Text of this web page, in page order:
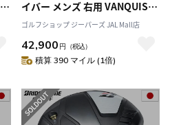
イバー メンズ 右用 VANQUISH
BS50 カーボンシャフト 日本正
規品 2023年モデル
ゴルフショップ ジーパーズ JAL Mall店
42,900 円 （税込）
積算 390 マイル (1倍)